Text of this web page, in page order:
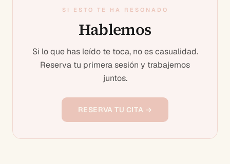
SI ESTO TE HA RESONADO
Hablemos
Si lo que has leído te toca, no es casualidad.
Reserva tu primera sesión y trabajemos
juntos.
RESERVA TU CITA →